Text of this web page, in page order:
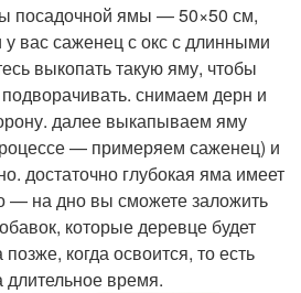
посадочной ямы — 50×50 см,
вас саженец с окс с длинными
выкопать такую яму, чтобы
снимаем дерн и
далее выкапываем яму
— примеряем саженец) и
достаточно глубокая яма имеет
— на дно вы сможете заложить
которые деревце будет
когда освоится, то есть
длительное время.